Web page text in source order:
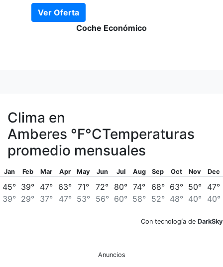
Ver Oferta
Coche Económico
Clima en
Amberes °F°CTemperaturas
promedio mensuales
Jan
45°
39°
Feb
39°
29°
Mar
47°
37°
Apr
63°
47°
May
71°
53°
Jun
72°
56°
Jul
80°
60°
Aug
74°
58°
Sep
68°
52°
Oct
63°
48°
Nov
50°
40°
Dec
47°
40°
Con tecnología de DarkSky
Anuncios